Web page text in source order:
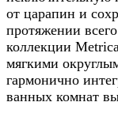
от царапин и
протяжении
коллекции
мягкими
гармонично
ванных комнат